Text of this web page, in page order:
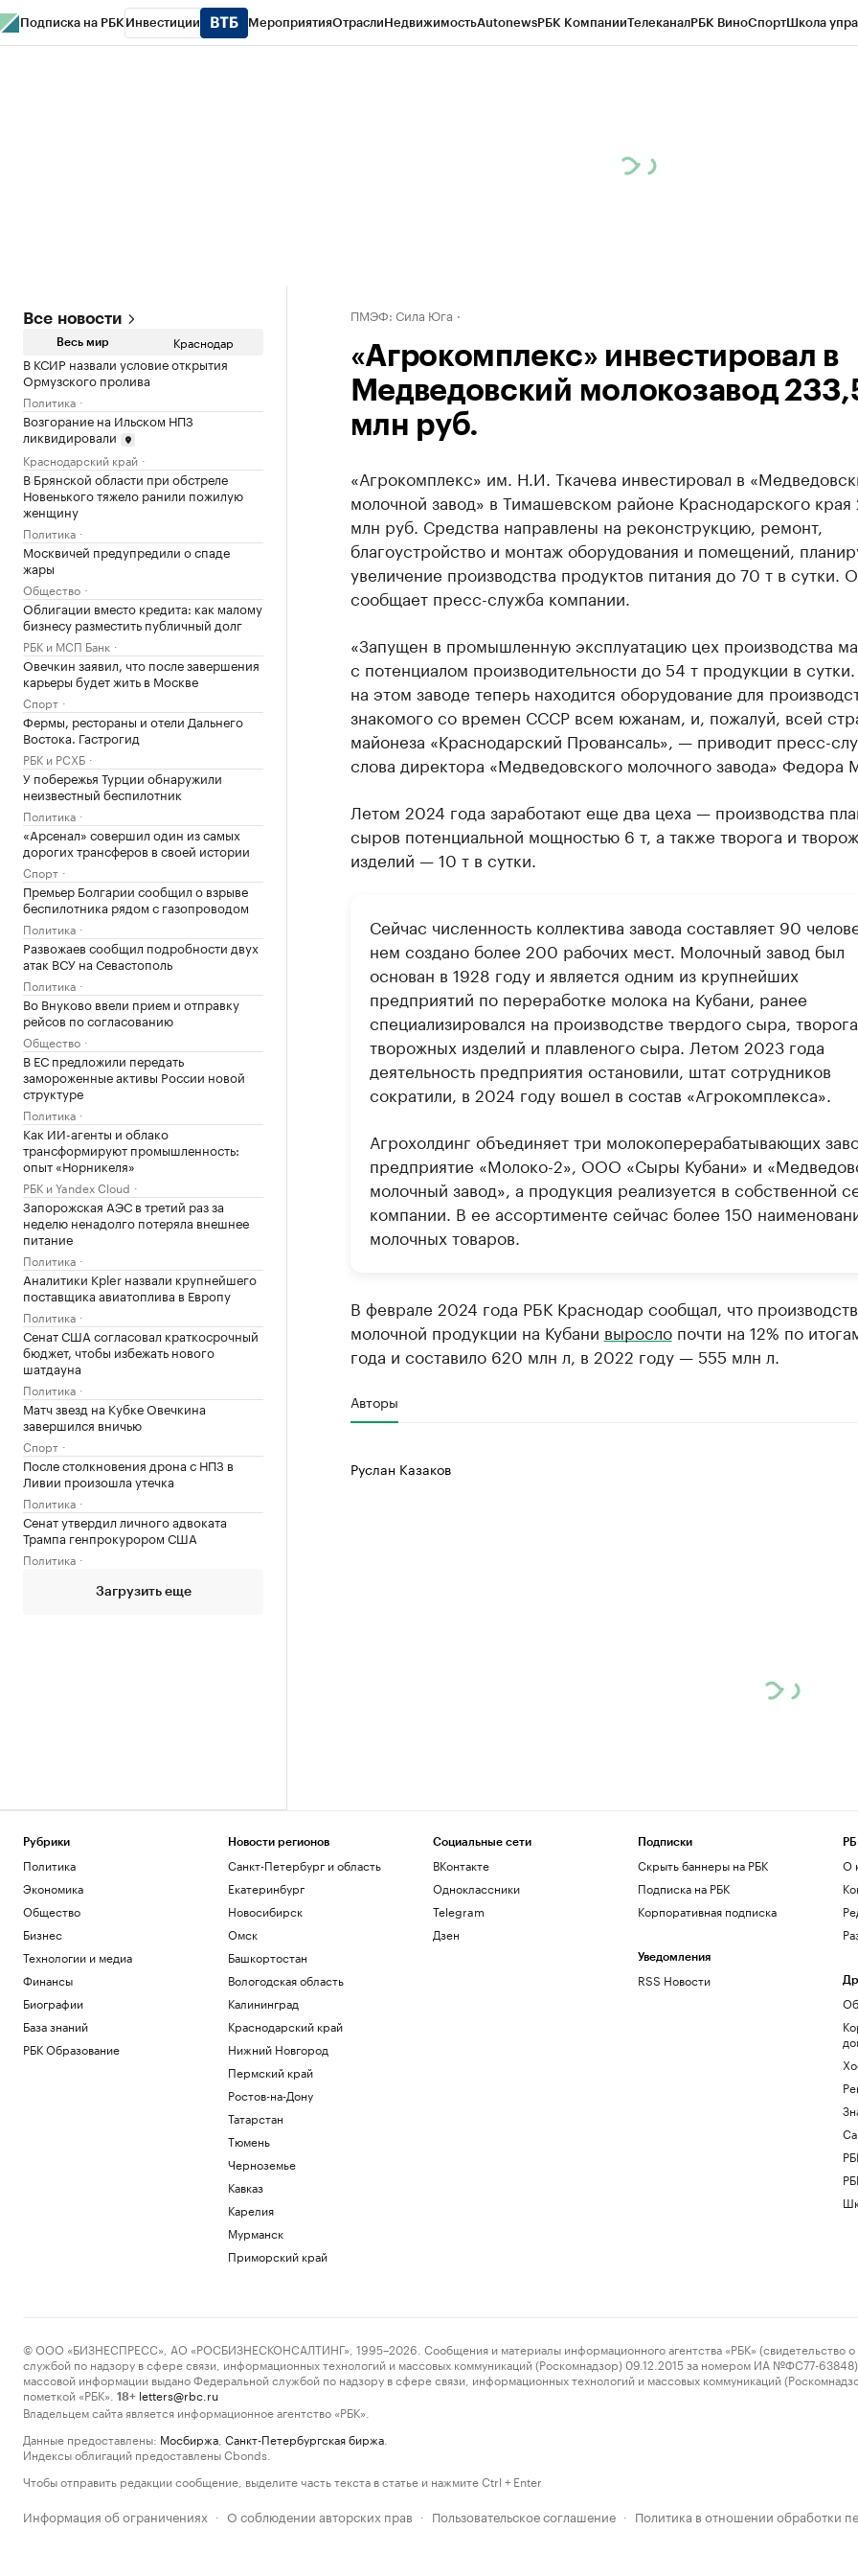
Подписка на РБК Инвестиции МероприятияОтраслиНедвижимостьAutonewsРБК КомпанииТелеканалРБК ВиноСпортШкола
Все новости
Весь мир Краснодар
В КСИР назвали условие открытия
Ормузского пролива
Политика
Возгорание на Ильском НПЗ
ликвидировали
Краснодарский край
В Брянской области при обстреле
Новенького тяжело ранили пожилую
женщину
Политика
Москвичей предупредили о спаде
жары
Общество
Облигации вместо кредита: как малому
бизнесу разместить публичный долг
РБК и МСП Банк
Овечкин заявил, что после завершения
карьеры будет жить в Москве
Спорт
Фермы, рестораны и отели Дальнего
Востока. Гастрогид
РБК и РСХБ
У побережья Турции обнаружили
неизвестный беспилотник
Политика
«Арсенал» совершил один из самых
дорогих трансферов в своей истории
Спорт
Премьер Болгарии сообщил о взрыве
беспилотника рядом с газопроводом
Политика
Развожаев сообщил подробности двух
атак ВСУ на Севастополь
Политика
Во Внуково ввели прием и отправку
рейсов по согласованию
Общество
В ЕС предложили передать
замороженные активы России новой
структуре
Политика
Как ИИ-агенты и облако
трансформируют промышленность:
опыт «Норникеля»
РБК и Yandex Cloud
Запорожская АЭС в третий раз за
неделю ненадолго потеряла внешнее
питание
Политика
Аналитики Kpler назвали крупнейшего
поставщика авиатоплива в Европу
Политика
Сенат США согласовал краткосрочный
бюджет, чтобы избежать нового
шатдауна
Политика
Матч звезд на Кубке Овечкина
завершился вничью
Спорт
После столкновения дрона с НПЗ в
Ливии произошла утечка
Политика
Сенат утвердил личного адвоката
Трампа генпрокурором США
Политика
Загрузить еще
ПМЭФ: Сила Юга
«Агрокомплекс» инвестировал в
Медведовский молокозавод
млн руб.
«Агрокомплекс» им. Н.И. Ткачева инвестировал в
молочной завод» в Тимашевском районе Краснодарского края
млн руб. Средства направлены на реконструкцию, ремонт,
благоустройство и монтаж оборудования и помещений,
увеличение производства продуктов питания до 70 т в сутки.
сообщает пресс-служба компании.
«Запущен в промышленную эксплуатацию цех производства
с потенциалом производительности до 54 т продукции в сутки.
на этом заводе теперь находится оборудование для
знакомого со времен СССР всем южанам, и, пожалуй, всей
майонеза «Краснодарский Провансаль», — приводит пресс-
слова директора «Медведовского молочного завода» Федора
Летом 2024 года заработают еще два цеха — производства
сыров потенциальной мощностью 6 т, а также творога и
изделий — 10 т в сутки.
Сейчас численность коллектива завода составляет 90
нем создано более 200 рабочих мест. Молочный завод был
основан в 1928 году и является одним из крупнейших
предприятий по переработке молока на Кубани, ранее
специализировался на производстве твердого сыра, творога,
творожных изделий и плавленого сыра. Летом 2023 года
деятельность предприятия остановили, штат сотрудников
сократили, в 2024 году вошел в состав «Агрокомплекса».
Агрохолдинг объединяет три молокоперерабатывающих
предприятие «Молоко-2», ООО «Сыры Кубани» и
молочный завод», а продукция реализуется в собственной
компании. В ее ассортименте сейчас более 150
молочных товаров.
В феврале 2024 года РБК Краснодар сообщал, что
молочной продукции на Кубани вырослопочти на 12% по
года и составило 620 млн л, в 2022 году — 555 млн л.
Авторы
Руслан Казаков
Рубрики
Политика
Экономика
Общество
Бизнес
Технологии и медиа
Финансы
Биографии
База знаний
РБК Образование
Новости регионов
Санкт-Петербург и область
Екатеринбург
Новосибирск
Омск
Башкортостан
Вологодская область
Калининград
Краснодарский край
Нижний Новгород
Пермский край
Ростов-на-Дону
Татарстан
Тюмень
Черноземье
Кавказ
Карелия
Мурманск
Приморский край
Социальные сети
ВКонтакте
Одноклассники
Telegram
Дзен
Подписки
Скрыть баннеры на РБК
Подписка на РБК
Корпоративная подписка
Уведомления
RSS Новости
О
© ООО «БИЗНЕСПРЕСС», АО «РОСБИЗНЕСКОНСАЛТИНГ», 1995–2026. Сообщения и материалы информационного агентства «РБК» (свидетельство о
службой по надзору в сфере связи, информационных технологий и массовых коммуникаций (Роскомнадзор) 09.12.2015 за номером ИА №ФС77-63848)
массовой информации выдано Федеральной службой по надзору в сфере связи, информационных технологий и массовых коммуникаций
пометкой «РБК».
18+ letters@rbc.ru
Владельцем сайта является информационное агентство «РБК».
Данные предоставлены: Мосбиржа Санкт-Петербургская биржа
Индексы облигаций предоставлены Cbonds.
Чтобы отправить редакции сообщение, выделите часть текста в статье и нажмите Ctrl + Enter
Информация об ограничениях · О соблюдении авторских прав · Пользовательское соглашение · Политика в отношении обработки